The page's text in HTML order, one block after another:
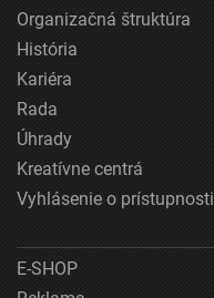
Organizačná štruktúra
História
Kariéra
Rada
Úhrady
Kreatívne centrá
Vyhlásenie o prístupnosti
E-SHOP